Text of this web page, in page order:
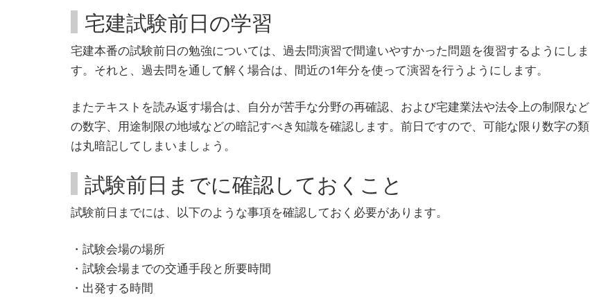
宅建試験前日の学習
宅建本番の試験前日の勉強については、過去問演習で間違いやすかった問題を復習するようにしま
す。それと、過去問を通して解く場合は、間近の1年分を使って演習を行うようにします。
またテキストを読み返す場合は、自分が苦手な分野の再確認、および宅建業法や法令上の制限など
の数字、用途制限の地域などの暗記すべき知識を確認します。前日ですので、可能な限り数字の類
は丸暗記してしまいましょう。
試験前日までに確認しておくこと
試験前日までには、以下のような事項を確認しておく必要があります。
・試験会場の場所
・試験会場までの交通手段と所要時間
・出発する時間